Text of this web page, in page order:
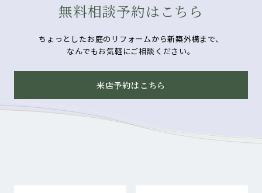
無料相談予約はこちら
ちょっとしたお庭のリフォームから新築外構まで、
なんでもお気軽にご相談ください。
来店予約はこちら